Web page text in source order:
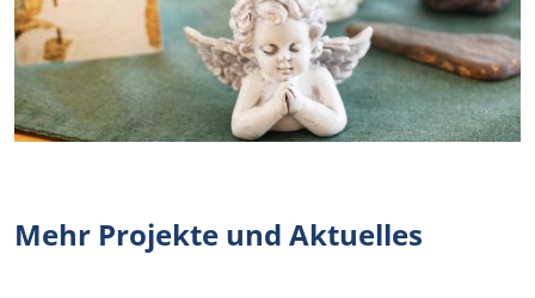
Mehr Projekte und Aktuelles